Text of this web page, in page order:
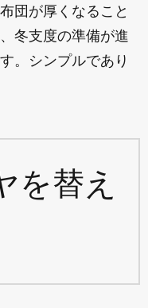
団が厚くなること
冬支度の準備が進
。シンプルであり
を替え